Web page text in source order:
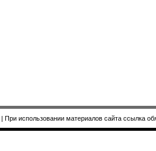
| При использовании материалов сайта ссылка